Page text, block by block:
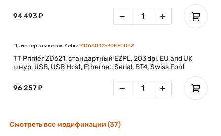
94 493 ₽
Принтер этикеток Zebra ZD6A042-30EF00EZ
TT Printer ZD621, стандартный EZPL, 203 dpi, EU and UK
шнур, USB, USB Host, Ethernet, Serial, BT4, Swiss Font
96 257 ₽
Смотреть все модификации (37)